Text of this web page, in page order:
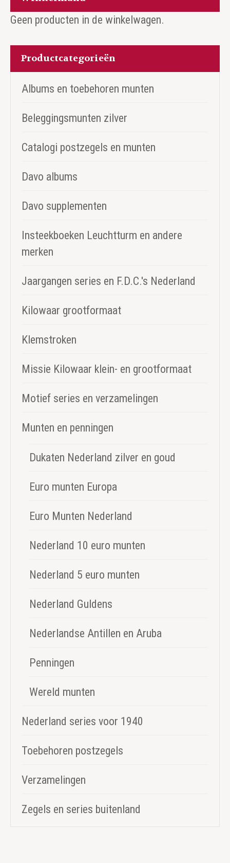
Geen producten in de winkelwagen.
Productcategorieën
Albums en toebehoren munten
Beleggingsmunten zilver
Catalogi postzegels en munten
Davo albums
Davo supplementen
Insteekboeken Leuchtturm en andere
merken
Jaargangen series en F.D.C.'s Nederland
Kilowaar grootformaat
Klemstroken
Missie Kilowaar klein- en grootformaat
Motief series en verzamelingen
Munten en penningen
Dukaten Nederland zilver en goud
Euro munten Europa
Euro Munten Nederland
Nederland 10 euro munten
Nederland 5 euro munten
Nederland Guldens
Nederlandse Antillen en Aruba
Penningen
Wereld munten
Nederland series voor 1940
Toebehoren postzegels
Verzamelingen
Zegels en series buitenland